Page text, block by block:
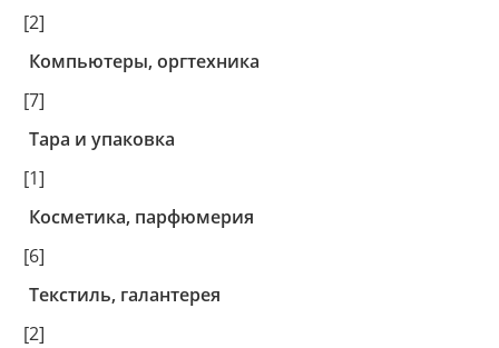
[2]
Компьютеры, оргтехника
[7]
Тара и упаковка
[1]
Косметика, парфюмерия
[6]
Текстиль, галантерея
[2]